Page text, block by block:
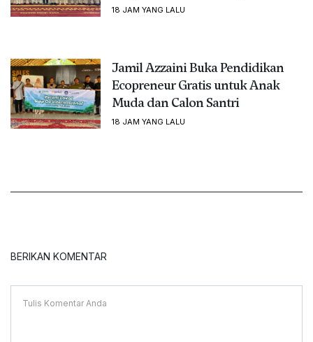
18 JAM YANG LALU
Jamil Azzaini Buka Pendidikan
Ecopreneur Gratis untuk Anak
Muda dan Calon Santri
18 JAM YANG LALU
BERIKAN KOMENTAR